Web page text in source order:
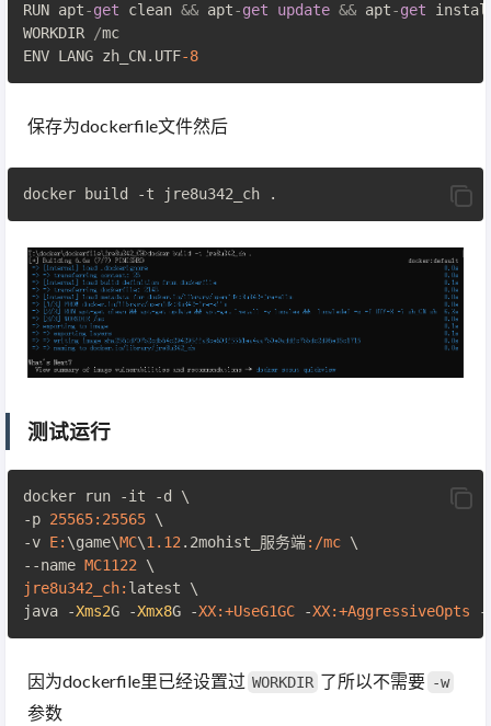
RUN apt-get clean && apt-get update && apt-get
WORKDIR
/mc
ENV LANG zh_CN.UTF-8
保存为dockerfile文件然后
测试运行
docker run -it -d \
-p 25565: 25565 \
-v E: \game\MC\1.12.2mohist_服务端:/mc \
--name MC1122
jre8u342_ch: latest \
java -Xms2G -Xmx8G -XX:+UseG1GC -XX:+AggressiveOpts -
因为dockerfile里已经设置过 WORKDIR 了所以不需要 -w
参数